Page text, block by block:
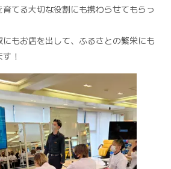
てる大切な役割にも携わらせてもらっ
もお店を出して、ふるさとの繁栄にも
！